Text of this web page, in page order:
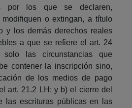
por los que se declaren,
modifiquen o extingan, a título
y los demás derechos reales
a que se refiere el art. 24
las circunstancias que
contener la inscripción sino,
de los medios de pago
art. 21.2 LH; y b) el cierre del
las escrituras públicas en las